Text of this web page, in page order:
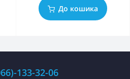
До кошика
133-32-06